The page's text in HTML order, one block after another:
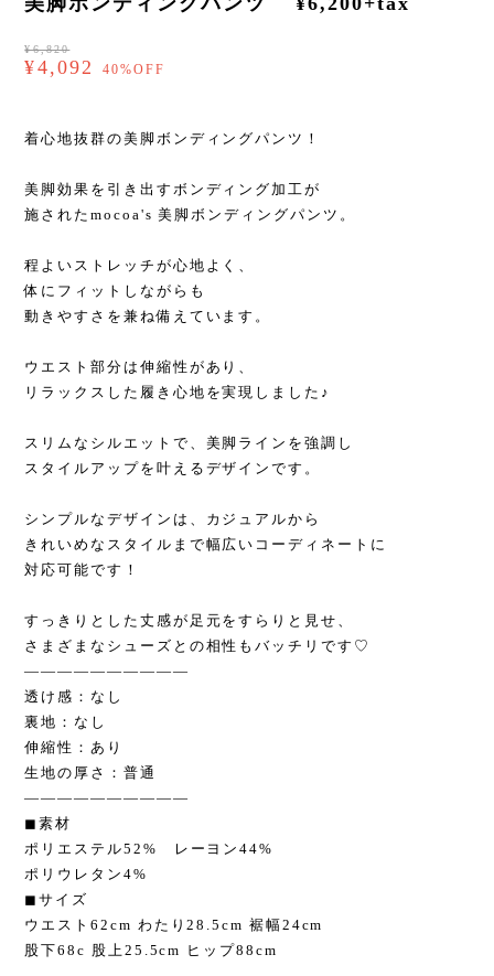
¥6,820
¥4,092 40%OFF
着心地抜群の美脚ボンディングパンツ！
美脚効果を引き出すボンディング加工が
施されたmocoa's 美脚ボンディングパンツ。
程よいストレッチが心地よく、
体にフィットしながらも
動きやすさを兼ね備えています。
ウエスト部分は伸縮性があり、
リラックスした履き心地を実現しました♪
スリムなシルエットで、美脚ラインを強調し
スタイルアップを叶えるデザインです。
シンプルなデザインは、カジュアルから
きれいめなスタイルまで幅広いコーディネートに
対応可能です！
すっきりとした丈感が足元をすらりと見せ、
さまざまなシューズとの相性もバッチリです♡
——————————
透け感：なし
裏地：なし
伸縮性：あり
生地の厚さ：普通
——————————
◼︎素材
ポリエステル52% レーヨン44%
ポリウレタン4%
◼︎サイズ
ウエスト62cm わたり28.5cm 裾幅24cm
股下68c 股上25.5cm ヒップ88cm